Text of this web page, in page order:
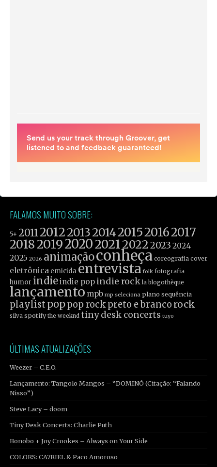
FALAMOS MUITO SOBRE:
5+ 2011201220132014201520162017
201820192020202120222023 2024
2025 2026 animaçãoconheça coreografia cover
eletrônica emicida entrevista folk fotografia
humor indieindie pop indie rock la blogothèque
lançamento mpb mp seleciona plano sequência
playlist poppop rock preto e branco rock
silva spotify the weeknd tiny desk concerts tuyo
ÚLTIMAS ATUALIZAÇÕES
Weezer – C.E.O.
Lançamento: Tangolo Mangos – “DOMINÓ (Citação: “Falando
Nisso”)
Steve Lacy – doom
Tiny Desk Concerts: Charlie Puth
Bonobo + Joy Crookes – Always on Your Side
COLORS: CA7RIEL & Paco Amoroso